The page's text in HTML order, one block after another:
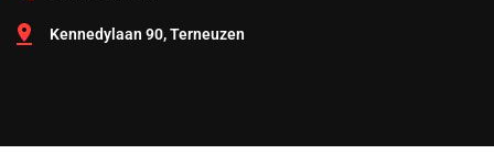
Kennedylaan 90, Terneuzen